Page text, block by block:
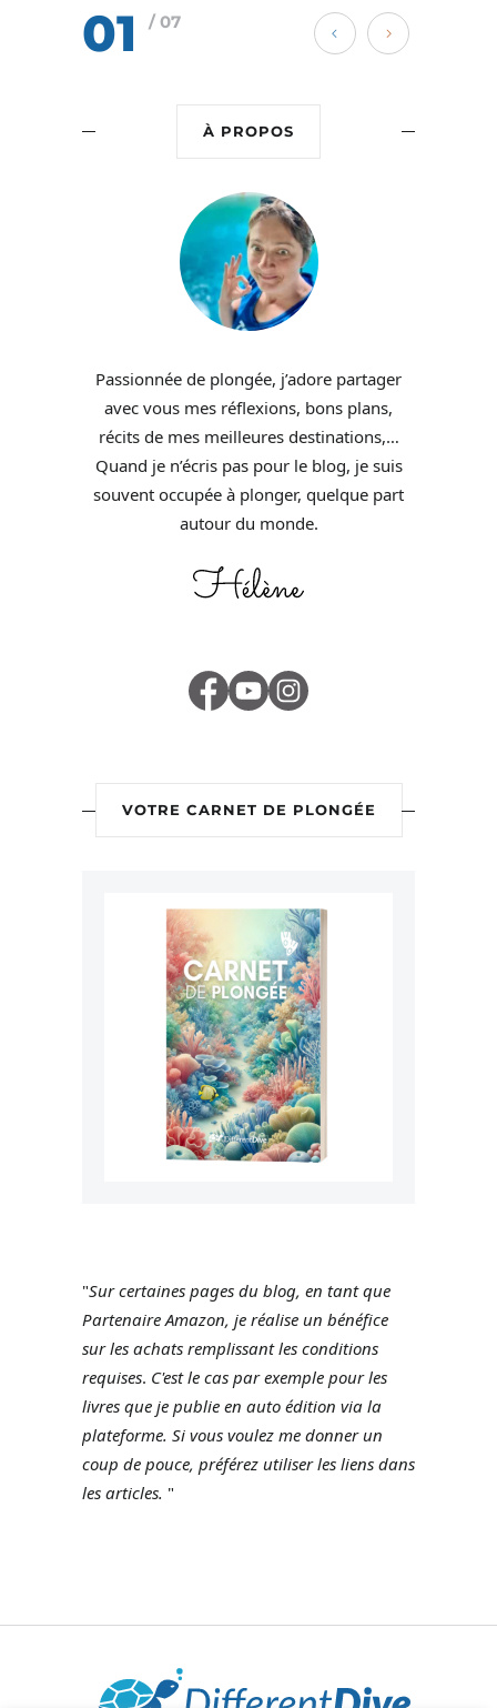
01 / 07
À PROPOS
Passionnée de plongée, j’adore partager
avec vous mes réflexions, bons plans,
récits de mes meilleures destinations,…
Quand je n’écris pas pour le blog, je suis
souvent occupée à plonger, quelque part
autour du monde.
VOTRE CARNET DE PLONGÉE
"Sur certaines pages du blog, en tant que
Partenaire Amazon, je réalise un bénéfice
sur les achats remplissant les conditions
requises. C'est le cas par exemple pour les
livres que je publie en auto édition via la
plateforme. Si vous voulez me donner un
coup de pouce, préférez utiliser les liens dans
les articles. "